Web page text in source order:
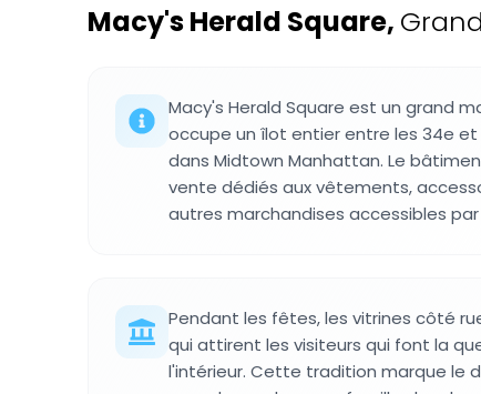
Macy's Herald Square,
Macy's Herald Square est un grand
occupe un îlot entier entre les 34e et
dans Midtown Manhattan. Le
vente dédiés aux vêtements,
autres marchandises accessibles
Pendant les fêtes, les vitrines côté
qui attirent les visiteurs qui font la
l'intérieur. Cette tradition marque le